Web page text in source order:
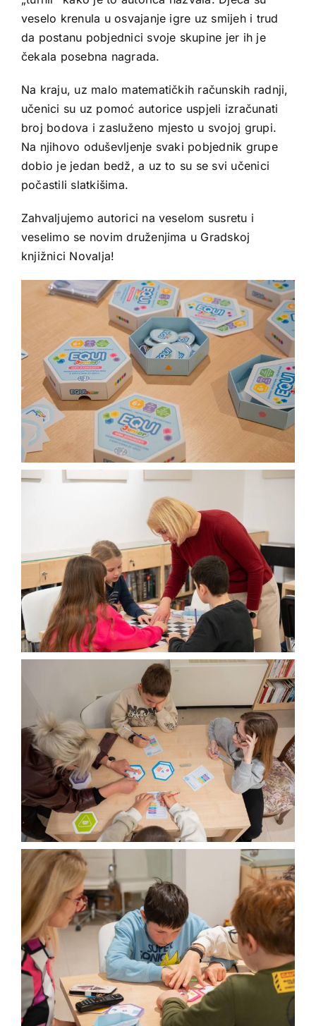
veselo krenula u osvajanje igre uz smijeh i trud
da postanu pobjednici svoje skupine jer ih je
čekala posebna nagrada.
Na kraju, uz malo matematičkih računskih radnji,
učenici su uz pomoć autorice uspjeli izračunati
broj bodova i zasluženo mjesto u svojoj grupi.
Na njihovo oduševljenje svaki pobjednik grupe
dobio je jedan bedž, a uz to su se svi učenici
počastili slatkišima.
Zahvaljujemo autorici na veselom susretu i
veselimo se novim druženjima u Gradskoj
knjižnici Novalja!